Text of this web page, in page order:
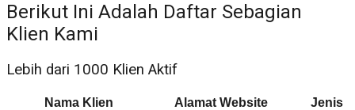
Berikut Ini Adalah Daftar Sebagian
Klien Kami
Lebih dari 1000 Klien Aktif
Nama Klien Alamat Website
Jenis